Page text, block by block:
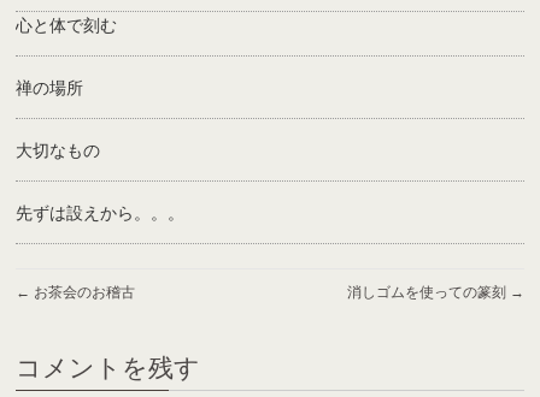
心と体で刻む
禅の場所
大切なもの
先ずは設えから。。。
← お茶会のお稽古 消しゴムを使っての篆刻 →
コメントを残す